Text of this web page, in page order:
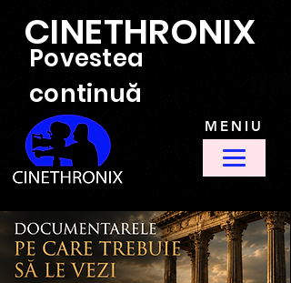
MENIU
Povestea
continuă
CINETHRONIX